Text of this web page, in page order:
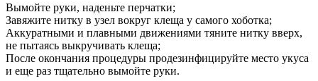
Вымойте руки, наденьте перчатки;
Завяжите нитку в узел вокруг клеща у самого хоботка;
Аккуратными и плавными движениями тяните нитку вверх,
не пытаясь выкручивать клеща;
После окончания процедуры продезинфицируйте место укуса
и еще раз тщательно вымойте руки.